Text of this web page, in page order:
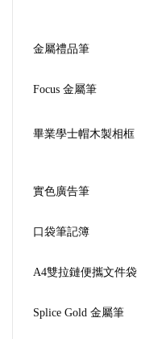
金屬禮品筆
Focus 金屬筆
畢業學士帽木製相框
實色廣告筆
口袋筆記簿
A4雙拉鏈便攜文件袋
Splice Gold 金屬筆